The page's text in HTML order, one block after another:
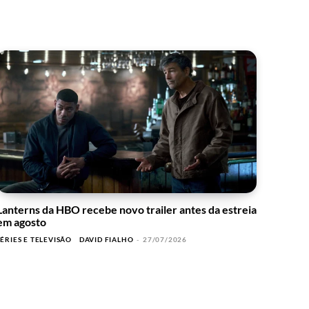
da HBO recebe novo trailer antes da estreia
agosto
E TELEVISÃO DAVID FIALHO - 27/07/2026